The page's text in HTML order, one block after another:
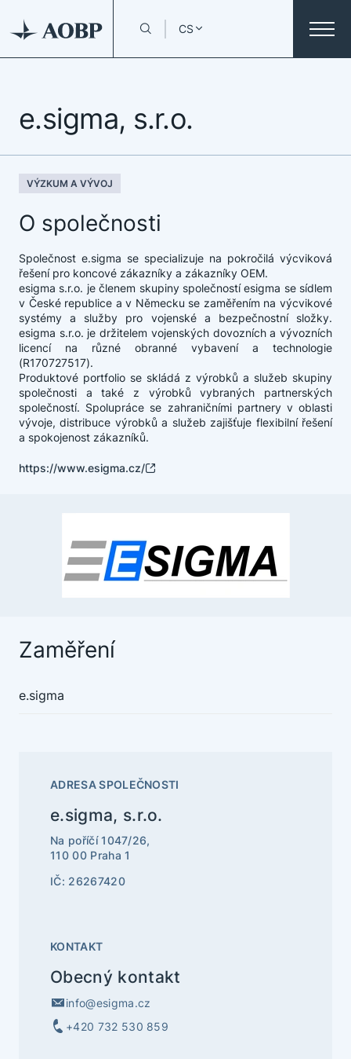
CS
e.sigma, s.r.o.
VÝZKUM A VÝVOJ
O společnosti
Společnost e.sigma se specializuje na pokročilá výcviková
řešení pro koncové zákazníky a zákazníky OEM.
esigma s.r.o. je členem skupiny společností esigma se sídlem
v České republice a v Německu se zaměřením na výcvikové
systémy a služby pro vojenské a bezpečnostní složky.
esigma s.r.o. je držitelem vojenských dovozních a vývozních
licencí na různé obranné vybavení a technologie
(R170727517).
Produktové portfolio se skládá z výrobků a služeb skupiny
společnosti a také z výrobků vybraných partnerských
společností. Spolupráce se zahraničními partnery v oblasti
vývoje, distribuce výrobků a služeb zajišťuje flexibilní řešení
a spokojenost zákazníků.
https://www.esigma.cz/
Zaměření
e.sigma
ADRESA SPOLEČNOSTI
e.sigma, s.r.o.
Na poříčí 1047/26,
110 00 Praha 1
IČ: 26267420
KONTAKT
Obecný kontakt
info@esigma.cz
+420 732 530 859